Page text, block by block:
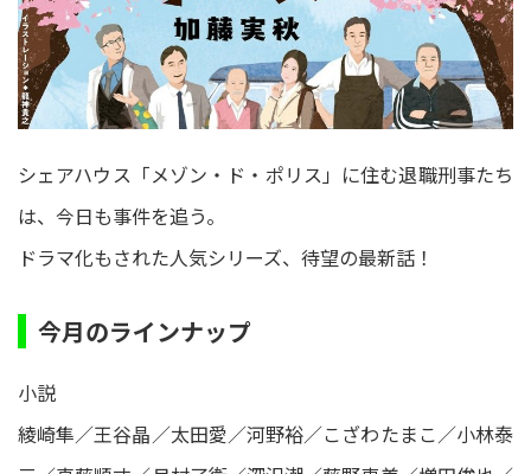
シェアハウス「メゾン・ド・ポリス」に住む退職刑事たち
は、今日も事件を追う。
ドラマ化もされた人気シリーズ、待望の最新話！
今月のラインナップ
小説
綾崎隼／王谷晶／太田愛／河野裕／こざわたまこ／小林泰